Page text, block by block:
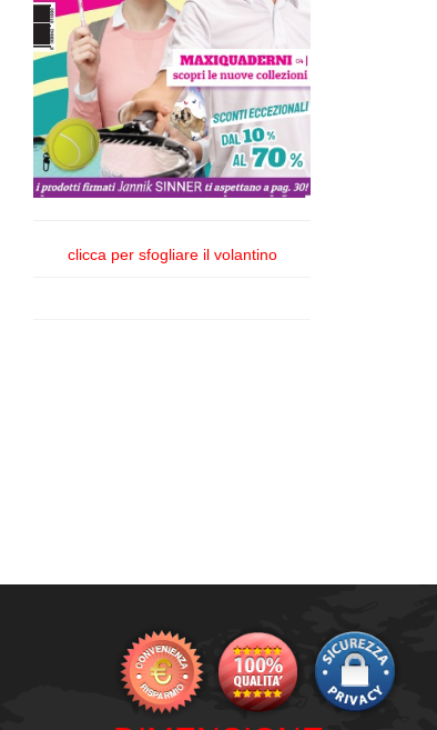
clicca per sfogliare il volantino